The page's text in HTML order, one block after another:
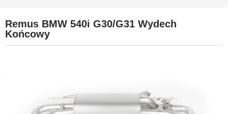
Remus BMW 540i G30/G31 Wydech
Końcowy